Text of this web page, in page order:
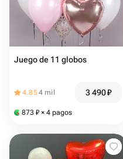
Juego de 11 globos
4.854 mil 3 490₽
873 ₽ × 4 pagos